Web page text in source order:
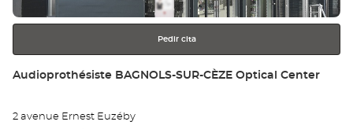
información
Pedir cita
Tienda:
Audioprothésiste BAGNOLS-SUR-CÈZE Optical Center
2 avenue Ernest Euzéby